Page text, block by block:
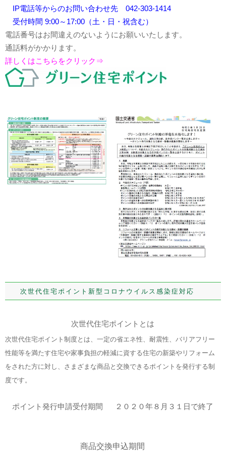
IP電話等からのお問い合わせ先 042-303-1414
受付時間 9:00～17:00（土・日・祝含む）
電話番号はお間違えのないようにお願いいたします。
通話料がかかります。
詳しくはこちらをクリック⇒
次世代住宅ポイント新型コロナウイルス感染症対応
次世代住宅ポイントとは
次世代住宅ポイント制度とは、一定の省エネ性、耐震性、バリアフリー
性能等を満たす住宅や家事負担の軽減に資する住宅の新築やリフォーム
をされた方に対し、さまざまな商品と交換できるポイントを発行する制
度です。
ポイント発行申請受付期間 ２０２０年８月３１日で終了
商品交換申込期間